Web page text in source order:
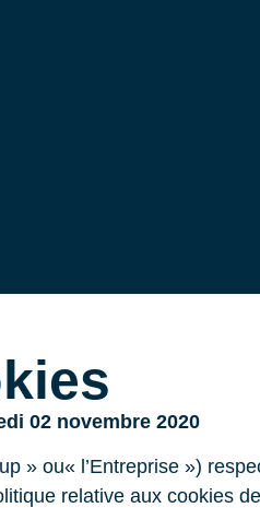
02 novembre 2020
» ou« l’Entreprise »)
relative aux cookies